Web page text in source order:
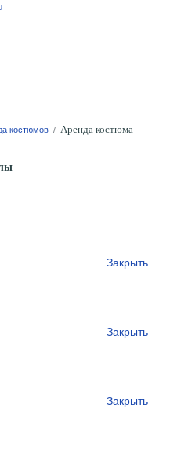
костюмов / Аренда костюма
Закрыть
Закрыть
Закрыть